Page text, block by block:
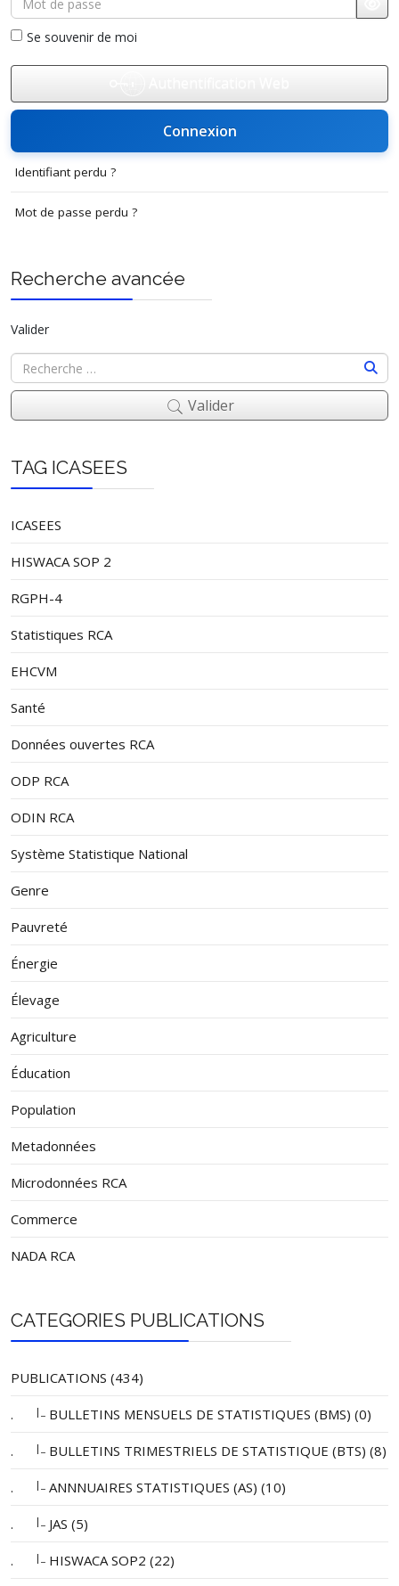
Se souvenir de moi
Connexion
Identifiant perdu ?
Mot de passe perdu ?
Recherche avancée
Valider
Valider
TAG ICASEES
ICASEES
HISWACA SOP 2
RGPH-4
Statistiques RCA
EHCVM
Santé
Données ouvertes RCA
ODP RCA
ODIN RCA
Système Statistique National
Genre
Pauvreté
Énergie
Élevage
Agriculture
Éducation
Population
Metadonnées
Microdonnées RCA
Commerce
NADA RCA
CATEGORIES PUBLICATIONS
PUBLICATIONS (434)
. |_ BULLETINS MENSUELS DE STATISTIQUES (BMS) (0)
. |_ BULLETINS TRIMESTRIELS DE STATISTIQUE (BTS) (8)
. |_ ANNNUAIRES STATISTIQUES (AS) (10)
. |_ JAS (5)
. |_ HISWACA SOP2 (22)